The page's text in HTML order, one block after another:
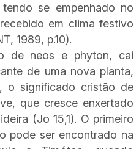
se empenhado no
em clima festivo
1989, p.10).
de neos e phyton, cai
de uma nova planta,
o significado cristão de
que cresce enxertado
(Jo 15,1). O primeiro
pode ser encontrado na